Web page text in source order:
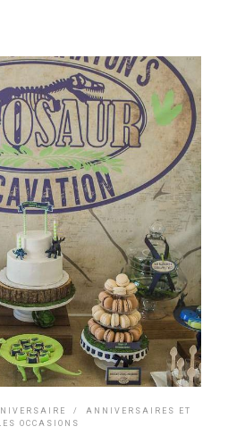
/
ANNIVERSAIRES ET
OCCASIONS